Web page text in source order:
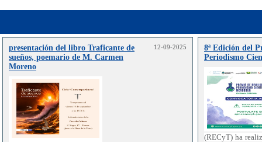
presentación del libro Traficante de
sueños, poemario de M. Carmen
Moreno
12-09-2025
8ª Edición del
Periodismo
(RECyT) ha